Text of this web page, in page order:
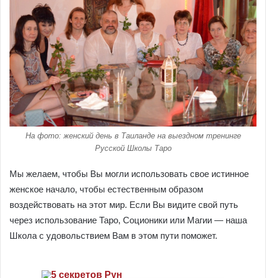
На фото: женский день в Таиланде на выездном тренинге
Русской Школы Таро
Мы желаем, чтобы Вы могли использовать свое истинное
женское начало, чтобы естественным образом
воздействовать на этот мир. Если Вы видите свой путь
через использование Таро, Соционики или Магии — наша
Школа с удовольствием Вам в этом пути поможет.